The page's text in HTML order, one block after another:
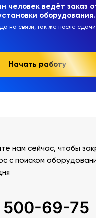
человек ведёт заказ
оборудования.
на связи, так же после сдачи
Начать работу
нам сейчас, чтобы
с поиском
69-75